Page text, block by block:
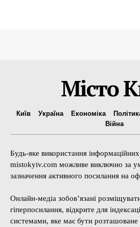
Місто
Київ Україна Економіка
Війна
Будь-яке використання
mistokyiv.com можливе виключно за
зазначення активного посилання на
Онлайн-медіа зобов’язані
гіперпосилання, відкрите для
системами, яке має бути